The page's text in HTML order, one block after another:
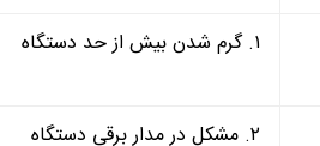
۱. گرم شدن بیش از حد دستگاه
۲. مشکل در مدار برقی دستگاه